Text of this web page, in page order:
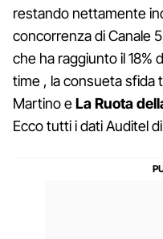
restando nettamente
concorrenza di Canale
che ha raggiunto il 18%
time , la consueta sfida
Martino eLa Ruota
Ecco tutti i dati Auditel